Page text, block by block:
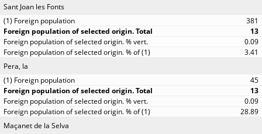
Sant Joan les Fonts
381
13
0.09
3.41
Pera, la
45
13
0.09
28.89
Maçanet de la Selva